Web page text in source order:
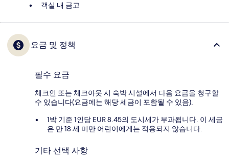
객실 내 금고
요금 및 정책
필수 요금
체크인 또는 체크아웃 시 숙박 시설에서 다음 요금을 청구할
수 있습니다(요금에는 해당 세금이 포함될 수 있음).
1박 기준 1인당 EUR 8.45의 도시세가 부과됩니다. 이 세금
은 만 18 세 미만 어린이에게는 적용되지 않습니다.
기타 선택 사항